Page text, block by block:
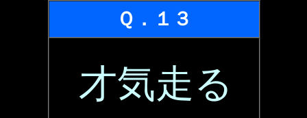
Ｑ．１３
才気走る